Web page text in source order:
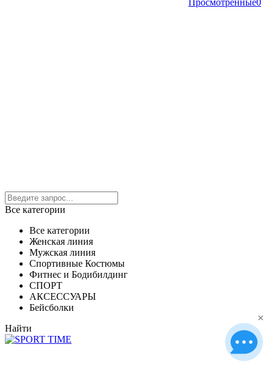
Просмотренные0
Все категории
Все категории
Женская линия
Мужская линия
Спортивные Костюмы
Фитнес и Бодибилдинг
СПОРТ
АКСЕССУАРЫ
Бейсболки
Найти
×